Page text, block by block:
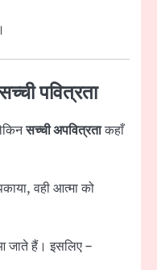
पवित्रता
सच्ची अपवित्रताकहाँ
वही आत्मा को
जाते हैं। इसलिए –